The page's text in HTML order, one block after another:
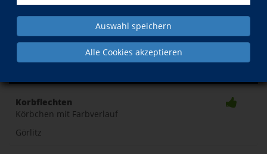
Auswahl speichern
Alle Cookies akzeptieren
Kursliste
Kurse 1 bis20von566
Toggle
Korbflechten
Körbchen mit Farbverlauf
Görlitz